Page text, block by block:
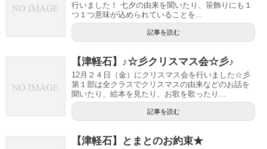
行いました！ 七夕の由来を聞いたり、笹飾りにも１
つ１つ意味が込められていることを...
記事を読む
【津軽石】♪☆彡クリスマス会☆彡♪
12月２４日（金）にクリスマス会を行いました☆彡
第１部は全クラスでクリスマスの由来などのお話を
聞いたり、絵本を見たり、お歌を歌ったり...
記事を読む
【津軽石】とまとのお約束★